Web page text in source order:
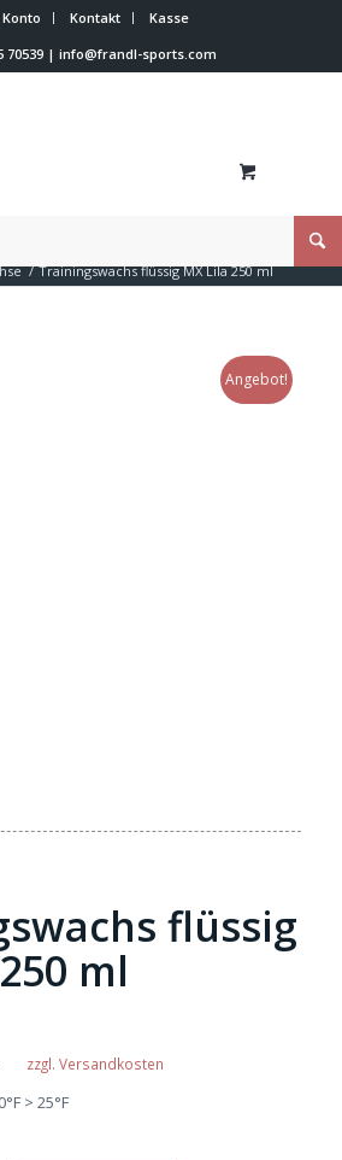
Kontakt
Kasse
70539| info@frandl-sports.com
/ Trainingswachs flüssig MX Lila 250 ml
Angebot!
flüssig
ml
38,50.
zzgl. Versandkosten
> 25°F